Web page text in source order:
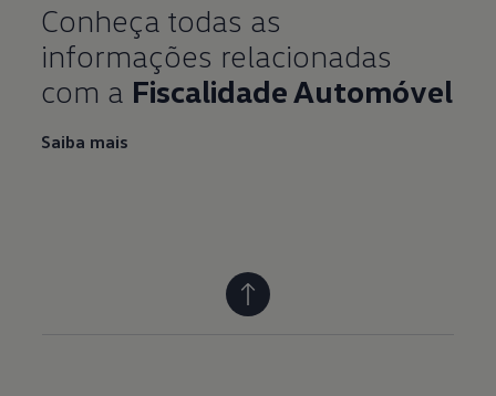
Conheça todas as
informações relacionadas
com a Fiscalidade Automóvel
Saiba mais